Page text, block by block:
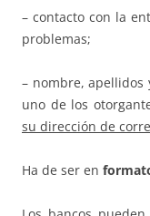
– contacto con la
problemas;
– nombre, apellidos
uno de los
su dirección de
Ha de ser en